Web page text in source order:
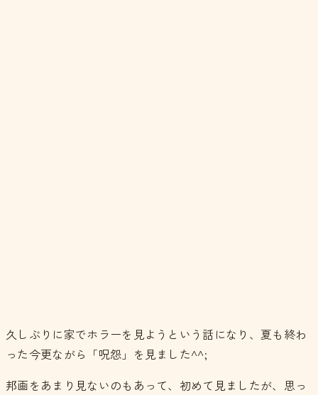
久しぶりに家でホラーを見ようという話になり、夏も終わ
った今更ながら「呪怨」を見ました^^;
邦画をあまり見ないのもあって、初めて見ましたが、思っ